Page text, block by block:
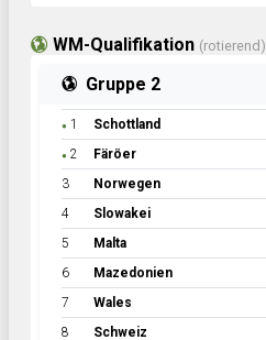
WM-Qualifikation (rotierend)
Gruppe 2
● 1 Schottland
● 2 Färöer
3 Norwegen
4 Slowakei
5 Malta
6 Mazedonien
7 Wales
8 Schweiz